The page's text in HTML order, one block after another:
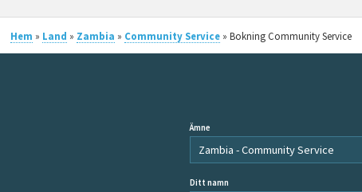
Hem » Land » Zambia » Community Service» Bokning Community Service
Ämne
Ditt namn